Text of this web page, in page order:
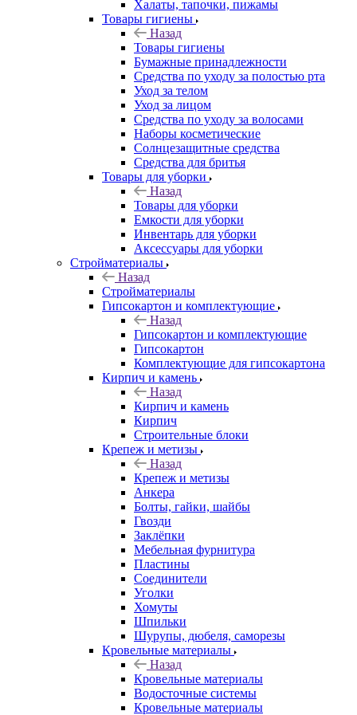
Халаты, тапочки, пижамы
Товары гигиены
Назад
Товары гигиены
Бумажные принадлежности
Средства по уходу за полостью рта
Уход за телом
Уход за лицом
Средства по уходу за волосами
Наборы косметические
Солнцезащитные средства
Средства для бритья
Товары для уборки
Назад
Товары для уборки
Емкости для уборки
Инвентарь для уборки
Аксессуары для уборки
Стройматериалы
Назад
Стройматериалы
Гипсокартон и комплектующие
Назад
Гипсокартон и комплектующие
Гипсокартон
Комплектующие для гипсокартона
Кирпич и камень
Назад
Кирпич и камень
Кирпич
Строительные блоки
Крепеж и метизы
Назад
Крепеж и метизы
Анкера
Болты, гайки, шайбы
Гвозди
Заклёпки
Мебельная фурнитура
Пластины
Соединители
Уголки
Хомуты
Шпильки
Шурупы, дюбеля, саморезы
Кровельные материалы
Назад
Кровельные материалы
Водосточные системы
Кровельные материалы